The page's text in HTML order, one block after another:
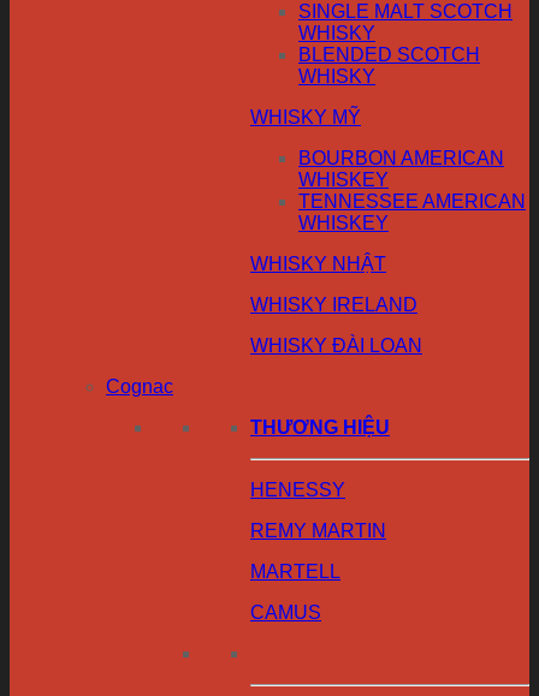
SINGLE MALT SCOTCH
WHISKY
BLENDED SCOTCH
WHISKY
WHISKY MỸ
BOURBON AMERICAN
WHISKEY
TENNESSEE AMERICAN
WHISKEY
WHISKY NHẬT
WHISKY IRELAND
WHISKY ĐÀI LOAN
Cognac
THƯƠNG HIỆU
HENESSY
REMY MARTIN
MARTELL
CAMUS